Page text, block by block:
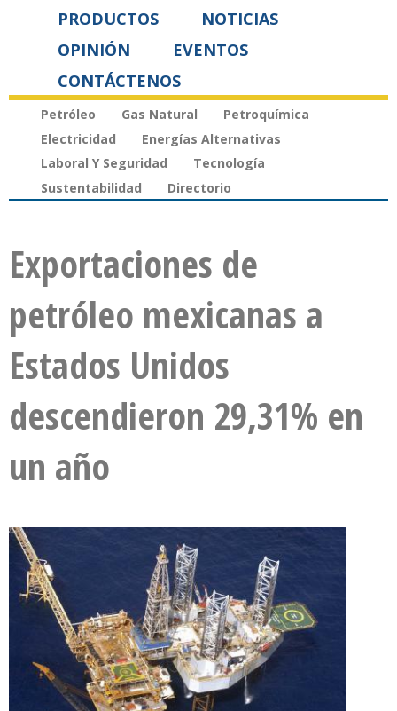
PRODUCTOS
NOTICIAS
OPINIÓN
EVENTOS
CONTÁCTENOS
Petróleo Gas Natural
Petroquímica
Electricidad
Energías Alternativas
Laboral Y Seguridad
Tecnología
Sustentabilidad
Directorio
Exportaciones de
petróleo mexicanas a
Estados Unidos
descendieron 29,31% en
un año